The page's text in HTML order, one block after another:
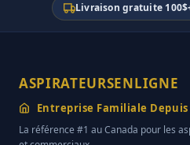
Livraison gratuite
ASPIRATEURSENLIGNE
Entreprise Familiale Depuis
La référence #1 au Canada pour les